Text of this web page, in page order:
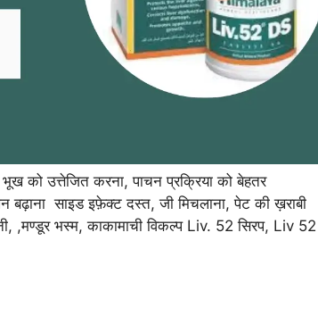
को उत्तेजित करना, पाचन प्रक्रिया को बेहतर
बढ़ाना साइड इफ़ेक्ट दस्त, जी मिचलाना, पेट की ख़राबी
,मण्डूर भस्म, काकामाची विकल्प Liv. 52 सिरप, Liv 52